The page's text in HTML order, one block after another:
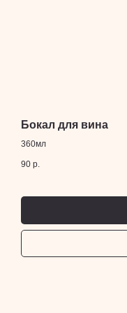
Бокал для вина
360мл
90 р.